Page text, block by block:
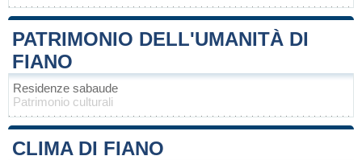
PATRIMONIO DELL'UMANITÀ DI
FIANO
Residenze sabaude
Patrimonio culturali
CLIMA DI FIANO